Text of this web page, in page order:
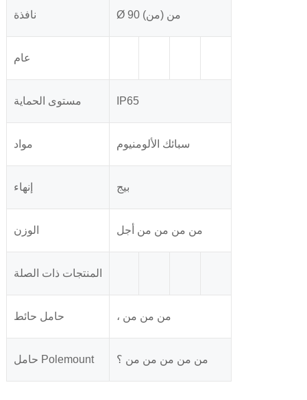
نافذة Ø 90 من (من)
عام
مستوى الحماية IP65
مواد سبائك الألومنيوم
إنهاء بيج
الوزن من من من من أجل
المنتجات ذات الصلة
حامل حائط ، من من من
حامل Polemount من من من من من ؟